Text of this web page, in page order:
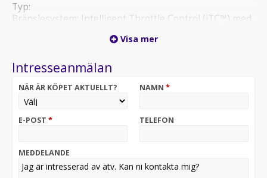
Typ:
Bränslesystem: Intelligent Throttle Control (iTC™) med
Intelligent Engine Braking (iEB™)
Servostyrning
Dynamisk servostyrning (DPS) med tre lägen
Oktan Sverige AB
Visa mer
Intresseanmälan
NÄR ÄR KÖPET AKTUELLT? NAMN *
E-POST * TELEFON
MEDDELANDE